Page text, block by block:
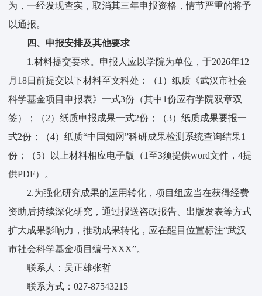
为，一经发现查实，取消其三年申报资格，情节严重的将予
以通报。
四、 申报安排及其他要求
1.材料提交要求。申报人应以学院为单位，于2026年12
月18日前提交以下材料至文科处：（1）纸质《武汉市社会
科学基金项目申报表》一式3份（其中1份应有学院双章双
签）；（2）纸质申报成果一式2份；（3）纸质成果要报一
式2份；（4）纸质“中国知网”科研成果检测系统查询结果1
份；（5）以上材料相应电子版（1至3须提供word文件，4提
供PDF）。
2.为强化研究成果的运用转化，项目组应当在获得经费
资助后持续深化研究，通过报送咨政报告、出版发表等方式
扩大成果影响力，推动成果转化，应在醒目位置标注“武汉
市社会科学基金项目编号XXX”。
联系人：吴正雄张哲
联系方式：027-87543215